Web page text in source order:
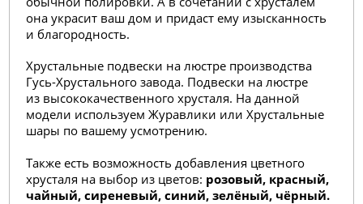
она украсит ваш дом и придаст ему изысканность
и благородность.
Хрустальные подвески на люстре производства
Гусь-Хрустального завода. Подвески на люстре
из высококачественного хрусталя. На данной
модели используем Журавлики или Хрустальные
шары по вашему усмотрению.
Также есть возможность добавления цветного
хрусталя на выбор из цветов: розовый, красный,
чайный, сиреневый, синий, зелёный, чёрный.